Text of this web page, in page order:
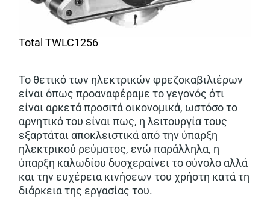
Total TWLC1256
Το θετικό των ηλεκτρικών φρεζοκαβιλιέρων
είναι όπως προαναφέραμε το γεγονός ότι
είναι αρκετά προσιτά οικονομικά, ωστόσο το
αρνητικό του είναι πως, η λειτουργία τους
εξαρτάται αποκλειστικά από την ύπαρξη
ηλεκτρικού ρεύματος, ενώ παράλληλα, η
ύπαρξη καλωδίου δυσχεραίνει το σύνολο αλλά
και την ευχέρεια κινήσεων του χρήστη κατά τη
διάρκεια της εργασίας του.